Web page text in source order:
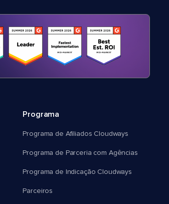
Programa
Programa de Afiliados Cloudways
Programa de Parceria com Agências
Programa de Indicação Cloudways
Parceiros